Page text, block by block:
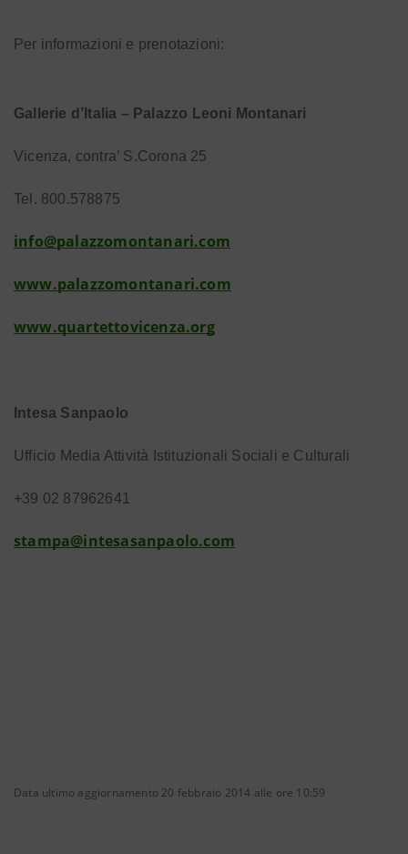
Per informazioni e prenotazioni:
Gallerie d’Italia – Palazzo Leoni Montanari
Vicenza, contra’ S.Corona 25
Tel. 800.578875
info@palazzomontanari.com
www.palazzomontanari.com
www.quartettovicenza.org
Intesa Sanpaolo
Ufficio Media Attività Istituzionali Sociali e Culturali
+39 02 87962641
stampa@intesasanpaolo.com
Data ultimo aggiornamento 20 febbraio 2014 alle ore 10:59